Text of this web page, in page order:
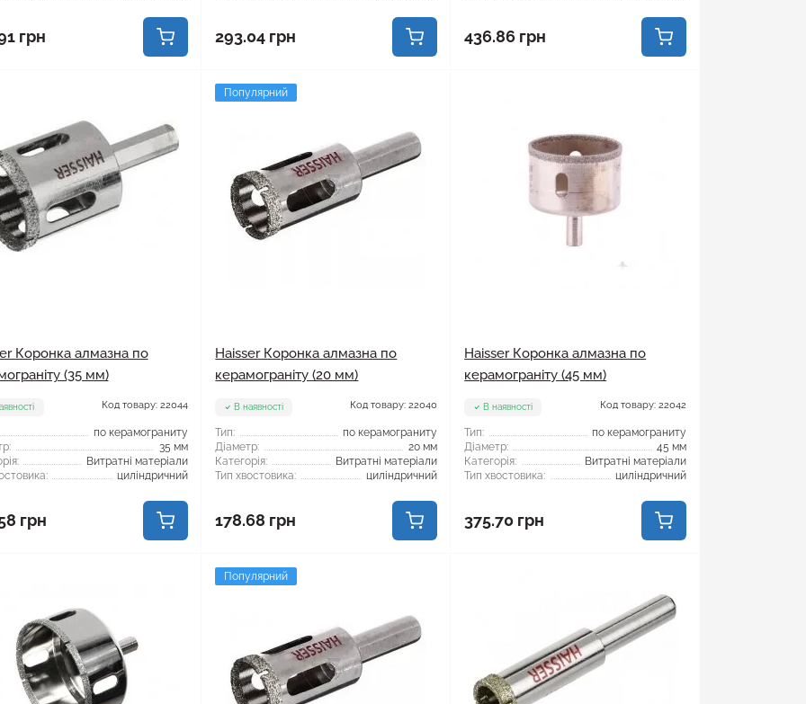
грн 293.04 грн 436.86 грн
Коронка алмазна по
(35 мм)
Код товару: 22044
по керамограниту
35 мм
Витратні матеріали
циліндричний
грн
Популярний
Haisser Коронка алмазна по
керамограніту (20 мм)
В наявності Код товару: 22040
Тип:
по керамограниту
Діаметр:
20 мм
Категорія:
Витратні матеріали
Тип хвостовика:
циліндричний
178.68 грн
Haisser Коронка алмазна по
керамограніту (45 мм)
В наявності Код товару: 22042
Тип:
по керамограниту
Діаметр:
45 мм
Категорія:
Витратні матеріали
Тип хвостовика:
циліндричний
375.70 грн
Популярний